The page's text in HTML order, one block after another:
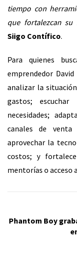
tiempo con
que fortalezcan su
Siigo Contífico.
Para quienes
emprendedor
analizar la
gastos;
necesidades;
canales de
aprovechar la
costos; y
mentorías o acceso
Phantom Boy